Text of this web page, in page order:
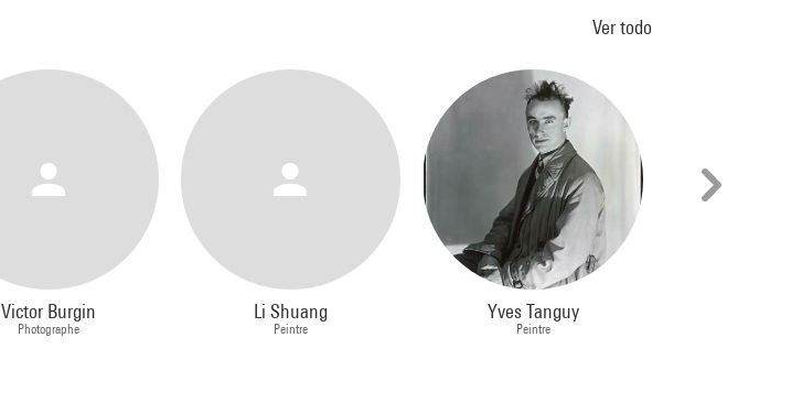
Ver todo
Victor Burgin
Photographe
Li Shuang
Peintre
Yves Tanguy
Peintre